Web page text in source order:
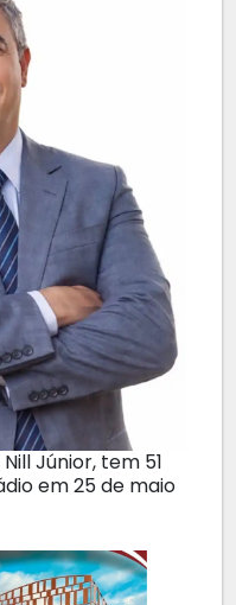
Júnior, tem 51
em 25 de maio